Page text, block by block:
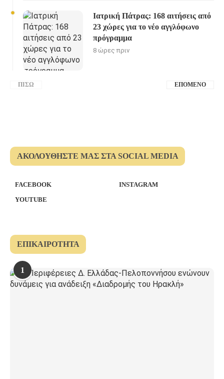
Ιατρική Πάτρας: 168 αιτήσεις από
23 χώρες για το νέο αγγλόφωνο
πρόγραμμα
8 ώρες πριν
ΠΊΣΩ ΕΠΌΜΕΝΟ
ΑΚΟΛΟΥΘΉΣΤΕ ΜΑΣ ΣΤΑ SOCIAL MEDIA
FACEBOOK
INSTAGRAM
YOUTUBE
ΕΠΙΚΑΙΡΌΤΗΤΑ
1